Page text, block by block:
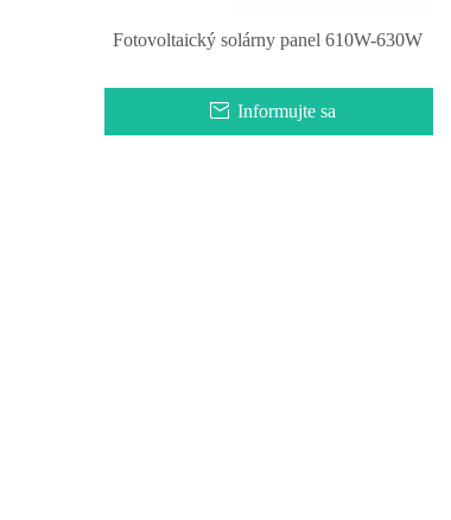
Fotovoltaický solárny panel 610W-630W
Informujte sa